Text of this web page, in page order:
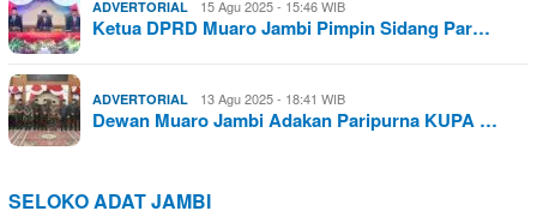
ADVERTORIAL 15 Agu 2025 - 15:46 WIB
Ketua DPRD Muaro Jambi Pimpin Sidang Par…
ADVERTORIAL 13 Agu 2025 - 18:41 WIB
Dewan Muaro Jambi Adakan Paripurna KUPA …
SELOKO ADAT JAMBI